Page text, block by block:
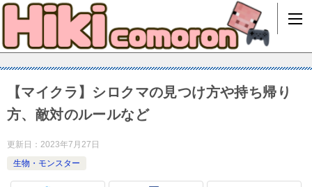
【マイクラ】シロクマの見つけ方や持ち帰り
方、敵対のルールなど
更新日： 2023年7月27日
生物・モンスター